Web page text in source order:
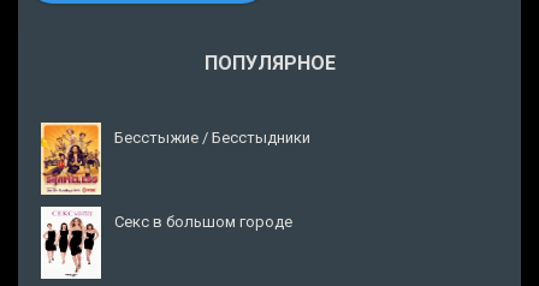
ПОПУЛЯРНОЕ
Бесстыжие / Бесстыдники
Секс в большом городе